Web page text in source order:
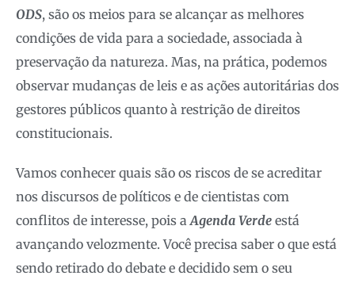
ODS, são os meios para se alcançar as melhores
condições de vida para a sociedade, associada à
preservação da natureza. Mas, na prática, podemos
observar mudanças de leis e as ações autoritárias dos
gestores públicos quanto à restrição de direitos
constitucionais.
Vamos conhecer quais são os riscos de se acreditar
nos discursos de políticos e de cientistas com
conflitos de interesse, pois aAgenda Verde está
avançando velozmente. Você precisa saber o que está
sendo retirado do debate e decidido sem o seu